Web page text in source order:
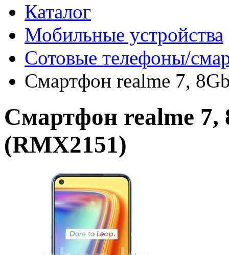
Каталог
Мобильные устройства
Сотовые телефоны/
Смартфон realme 7,
Смартфон realme 7,
(RMX2151)